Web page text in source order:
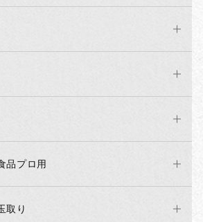
品プロ用
取り
続ける